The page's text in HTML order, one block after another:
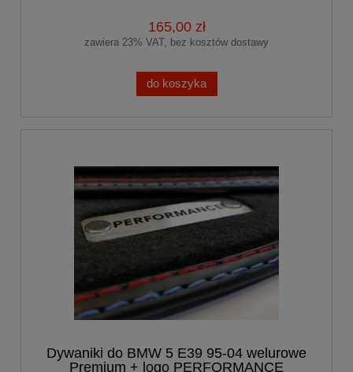
165,00 zł
zawiera 23% VAT, bez kosztów dostawy
do koszyka
Dywaniki do BMW 5 E39 95-04 welurowe
Premium + logo PERFORMANCE